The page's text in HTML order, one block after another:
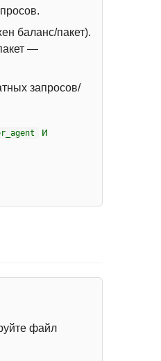
баланс/пакет).
—
запросов/
и
файл